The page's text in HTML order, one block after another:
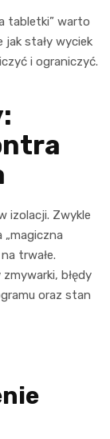
tabletki” warto
stały wyciek
i ograniczyć.
izolacji. Zwykle
„magiczna
trwałe.
błędy
oraz stan